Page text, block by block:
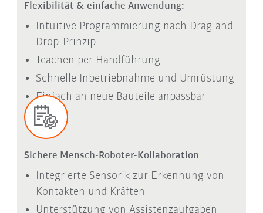
Flexibilität & einfache Anwendung:
Intuitive Programmierung nach Drag-and-
Drop-Prinzip
Teachen per Handführung
Schnelle Inbetriebnahme und Umrüstung
Einfach an neue Bauteile anpassbar
Sichere Mensch-Roboter-Kollaboration
Integrierte Sensorik zur Erkennung von
Kontakten und Kräften
Unterstützung von Assistenzaufgaben